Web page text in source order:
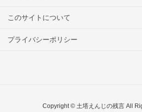
このサイトについて
プライバシーポリシー
Copyright © 土塔えんじの残言 All